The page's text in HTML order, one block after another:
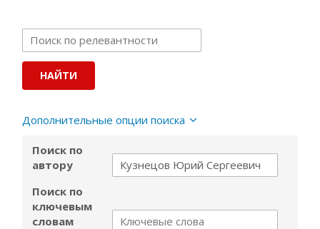
Дополнительные опции поиска
Поиск по
автору
Поиск по
ключевым
словам